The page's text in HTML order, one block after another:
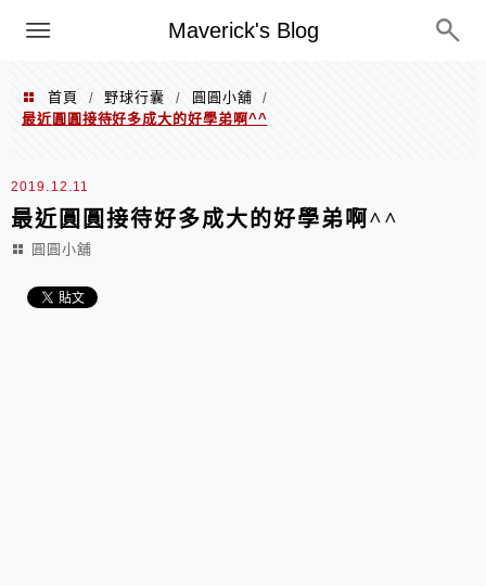
Maverick's Blog
Menu
首頁 / 野球行囊 / 圓圓小舖
/
最近圓圓接待好多成大的好學弟啊^^
2019.12.11
最近圓圓接待好多成大的好學弟啊^^
圓圓小舖